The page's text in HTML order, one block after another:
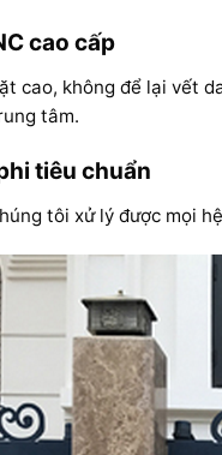
cao cấp
cao, không để lại vết
tâm.
tiêu chuẩn
tôi xử lý được mọi